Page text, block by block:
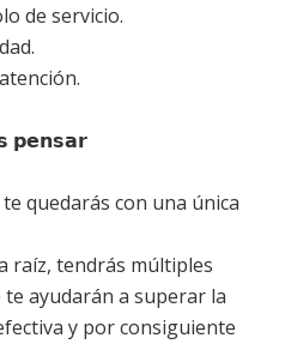
de servicio.
𝗽𝗲𝗻𝘀𝗮𝗿
quedarás con una única
raíz, tendrás múltiples
ayudarán a superar la
y por consiguiente